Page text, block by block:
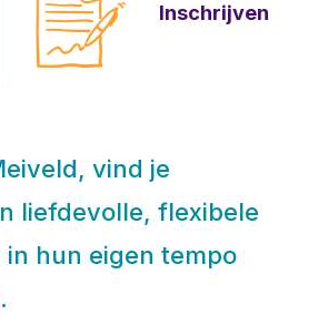
Inschrijven
vind je
liefdevolle, flexibele
hun eigen tempo